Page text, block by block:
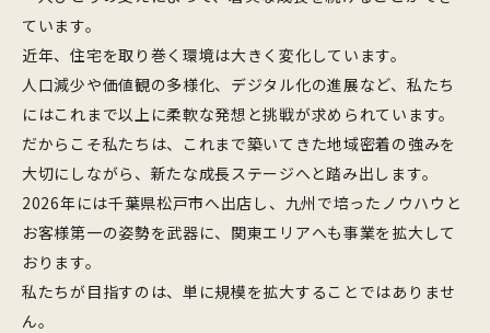
ています。
近年、住宅を取り巻く環境は大きく変化しています。
人口減少や価値観の多様化、デジタル化の進展など、私たち
にはこれまで以上に柔軟な発想と挑戦が求められています。
だからこそ私たちは、これまで築いてきた地域密着の強みを
大切にしながら、新たな成長ステージへと踏み出します。
2026年には千葉県松戸市へ出店し、九州で培ったノウハウと
お客様第一の姿勢を武器に、関東エリアへも事業を拡大して
おります。
私たちが目指すのは、単に規模を拡大することではありませ
ん。